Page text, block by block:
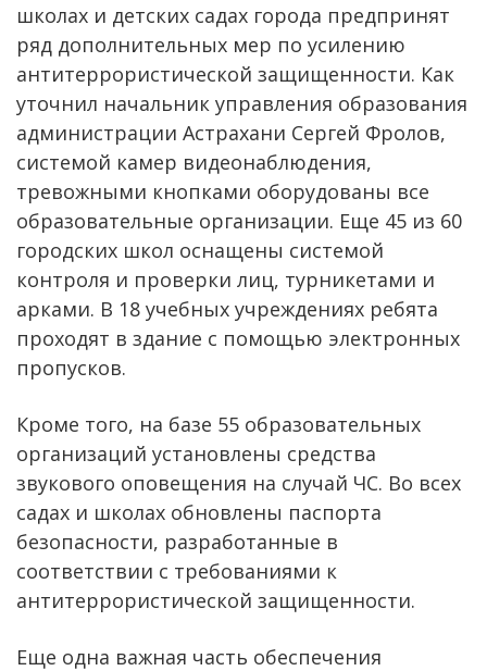
школах и детских садах города предпринят
ряд дополнительных мер по усилению
антитеррористической защищенности. Как
уточнил начальник управления образования
администрации Астрахани Сергей Фролов,
системой камер видеонаблюдения,
тревожными кнопками оборудованы все
образовательные организации. Еще 45 из 60
городских школ оснащены системой
контроля и проверки лиц, турникетами и
арками. В 18 учебных учреждениях ребята
проходят в здание с помощью электронных
пропусков.
Кроме того, на базе 55 образовательных
организаций установлены средства
звукового оповещения на случай ЧС. Во всех
садах и школах обновлены паспорта
безопасности, разработанные в
соответствии с требованиями к
антитеррористической защищенности.
Еще одна важная часть обеспечения